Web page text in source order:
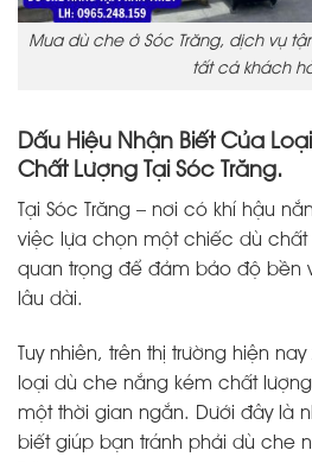
Mua dù che ở Sóc Trăng, dịch vụ
tất cả khách
Dấu Hiệu Nhận Biết Của
Chất Lượng Tại Sóc Trăng.
Tại Sóc Trăng – nơi có khí hậu
việc lựa chọn một chiếc dù
quan trọng để đảm bảo độ bền
lâu dài.
Tuy nhiên, trên thị trường hiện
loại dù che nắng kém chất
một thời gian ngắn. Dưới đây là
biết giúp bạn tránh phải dù che